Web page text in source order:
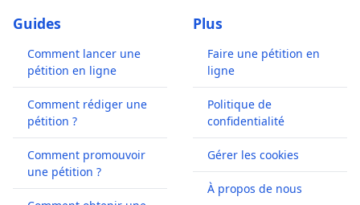
Guides
Comment lancer une
pétition en ligne
Comment rédiger une
pétition ?
Comment promouvoir
une pétition ?
Plus
Faire une pétition en
ligne
Politique de
confidentialité
Gérer les cookies
À propos de nous